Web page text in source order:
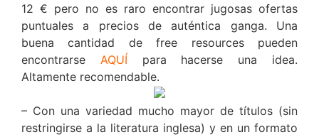
12 € pero no es raro encontrar jugosas ofertas
puntuales a precios de auténtica ganga. Una
buena cantidad de free resources pueden
encontrarse AQUÍ para hacerse una idea.
Altamente recomendable.
– Con una variedad mucho mayor de títulos (sin
restringirse a la literatura inglesa) y en un formato